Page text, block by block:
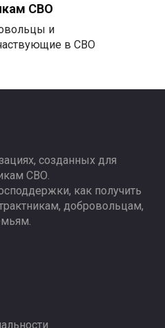
СВО
и
в СВО
созданных для
СВО.
как получить
добровольцам,